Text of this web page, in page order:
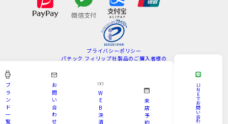
プライバシーポリシー
パテック フィリップ社製品のご購入者様の
サイトマップ
Copyright © KAMINE All Rights Reserved.
ブ
ラ
ン
ド
一
覧
お
問
い
合
わ
せ
W
E
B
決
済
来
店
予
約
LI
N
E
で
お
問
い
合
わ